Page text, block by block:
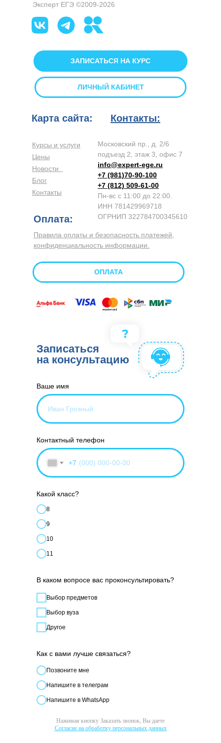
Курсы и услуги
Цены
Новости
Блог
Контакты
Московский пр., д. 2/6
подъезд 2, этаж 3, офис 7
info@expert-ege.ru
+7 (981)70-90-100
+7 (812) 509-61-00
Пн-вс с 11:00 до 22:00.
ИНН 781429969718
ОГРНИП 322784700345610
Правила оплаты и безопасность платежей,
конфиденциальность информации.
Карта сайта: Контакты:
Оплата:
Эксперт ЕГЭ ©2009-2026
ЗАПИСАТЬСЯ НА КУРС
ОПЛАТА
ЛИЧНЫЙ КАБИНЕТ
Ваше имя
Контактный телефон
+7
Какой класс?
8
9
10
11
В каком вопросе вас проконсультировать?
Выбор предметов
Выбор вуза
Другое
Как с вами лучше связаться?
Позвонитe мне
Напишите в телеграм
Напишите в WhatsApp
Нажимая кнопку Заказать звонок, Вы даете
Согласие на обработку персональных данных
Записаться
на консультацию